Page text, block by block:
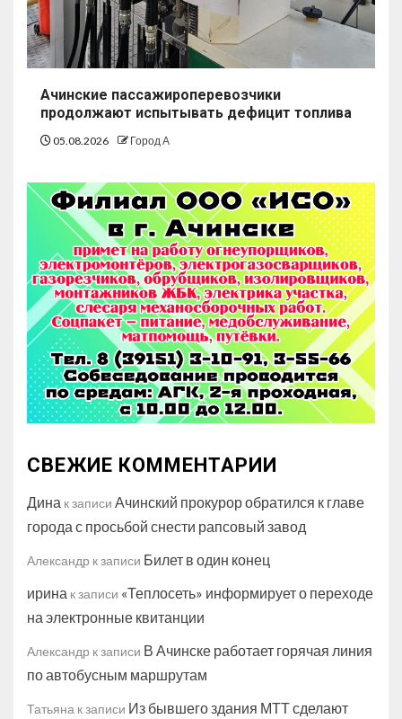
Ачинские пассажироперевозчики
продолжают испытывать дефицит топлива
05.08.2026 Город А
СВЕЖИЕ КОММЕНТАРИИ
Дина к записи Ачинский прокурор обратился к главе
города с просьбой снести рапсовый завод
Александр к записи Билет в один конец
ирина к записи «Теплосеть» информирует о переходе
на электронные квитанции
Александр к записи В Ачинске работает горячая линия
по автобусным маршрутам
Татьяна к записи Из бывшего здания МТТ сделают